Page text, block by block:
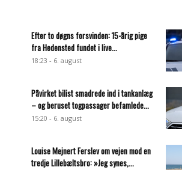
Efter to døgns forsvinden: 15-årig pige
fra Hedensted fundet i live...
18:23 - 6. august
Påvirket bilist smadrede ind i tankanlæg
– og beruset togpassager befamlede...
15:20 - 6. august
Louise Mejnert Ferslev om vejen mod en
tredje Lillebæltsbro: »Jeg synes,...